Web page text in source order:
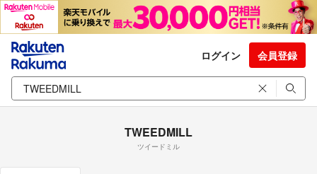
ログイン 会員登録
TWEEDMILL
ツイードミル